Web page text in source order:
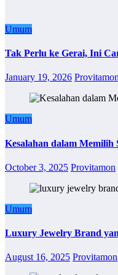
Umum
Tak Perlu ke Gerai, Ini
January 19, 2026 Provitamon
Umum
Kesalahan dalam
October 3, 2025 Provitamon
Umum
Luxury Jewelry Brand
August 16, 2025 Provitamon